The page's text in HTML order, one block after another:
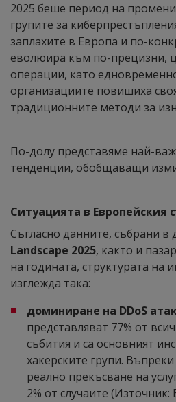
2025 беше период на
групите за
заплахите в Европа и по-
еволюира към по-прецизни,
операции, като
организациите повишиха
традиционните методи за
По-долу представяме най-
тенденции, обобщаващи
Ситуацията в Европейския
Съгласно данните, събрани в
Landscape 2025, както и
на годината, структурата на
изглежда така:
доминиране на DDoS
представляват 77% от
събития и са основният
хакерските групи.
реално прекъсване на
2% от случаите (Източник: